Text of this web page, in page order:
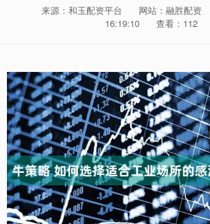
来源：和玉配资平台 网站：融胜配资
16:19:10
查看：112